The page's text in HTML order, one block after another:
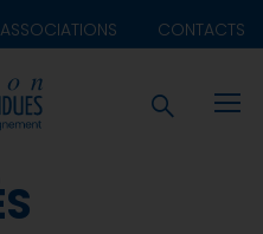
ASSOCIATIONS CONTACTS